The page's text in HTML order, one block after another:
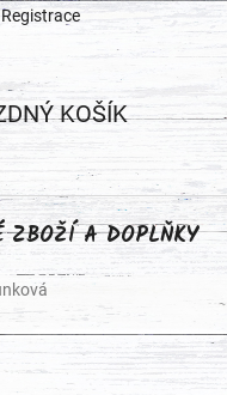
Registrace
KOŠÍK
ZBOŽÍ A DOPLŇKY